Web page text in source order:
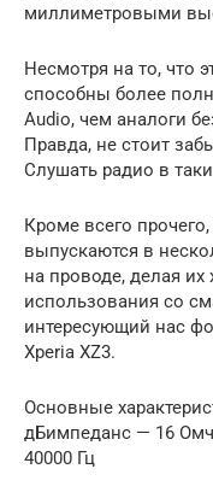
миллиметровыми
Несмотря на то, что
способны более
Audio, чем аналоги
Правда, не стоит
Слушать радио в
Кроме всего
выпускаются в
на проводе, делая
использования со
интересующий нас
Xperia XZ3.
Основные
дБимпеданс — 16
40000 Гц